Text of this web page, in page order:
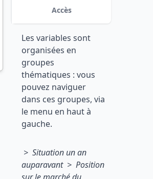
Accès
Les variables sont
organisées en
groupes
thématiques : vous
pouvez naviguer
dans ces groupes, via
le menu en haut à
gauche.
> Situation un an
auparavant > Position